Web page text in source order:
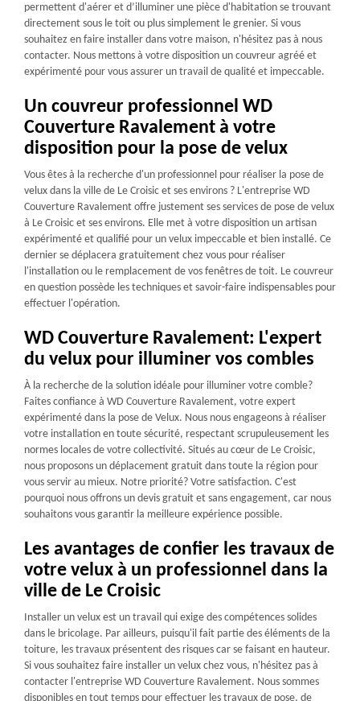
permettent d'aérer et d’illuminer une pièce d'habitation se trouvant
directement sous le toit ou plus simplement le grenier. Si vous
souhaitez en faire installer dans votre maison, n'hésitez pas à nous
contacter. Nous mettons à votre disposition un couvreur agréé et
expérimenté pour vous assurer un travail de qualité et impeccable.
Un couvreur professionnel WD
Couverture Ravalement à votre
disposition pour la pose de velux
Vous êtes à la recherche d'un professionnel pour réaliser la pose de
velux dans la ville de Le Croisic et ses environs ? L'entreprise WD
Couverture Ravalement offre justement ses services de pose de velux
à Le Croisic et ses environs. Elle met à votre disposition un artisan
expérimenté et qualifié pour un velux impeccable et bien installé. Ce
dernier se déplacera gratuitement chez vous pour réaliser
l'installation ou le remplacement de vos fenêtres de toit. Le couvreur
en question possède les techniques et savoir-faire indispensables pour
effectuer l'opération.
WD Couverture Ravalement: L'expert
du velux pour illuminer vos combles
À la recherche de la solution idéale pour illuminer votre comble?
Faites confiance à WD Couverture Ravalement, votre expert
expérimenté dans la pose de Velux. Nous nous engageons à réaliser
votre installation en toute sécurité, respectant scrupuleusement les
normes locales de votre collectivité. Situés au cœur de Le Croisic,
nous proposons un déplacement gratuit dans toute la région pour
vous servir au mieux. Notre priorité? Votre satisfaction. C'est
pourquoi nous offrons un devis gratuit et sans engagement, car nous
souhaitons vous garantir la meilleure expérience possible.
Les avantages de confier les travaux de
votre velux à un professionnel dans la
ville de Le Croisic
Installer un velux est un travail qui exige des compétences solides
dans le bricolage. Par ailleurs, puisqu'il fait partie des éléments de la
toiture, les travaux présentent des risques car se faisant en hauteur.
Si vous souhaitez faire installer un velux chez vous, n'hésitez pas à
contacter l'entreprise WD Couverture Ravalement. Nous sommes
disponibles en tout temps pour effectuer les travaux de pose, de